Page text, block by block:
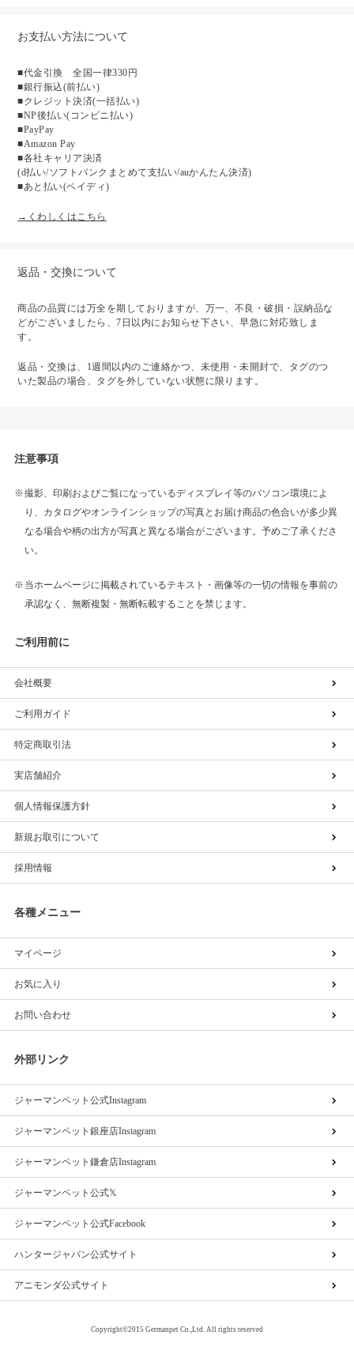
お支払い方法について
■代金引換 全国一律330円
■銀行振込(前払い)
■クレジット決済(一括払い)
■NP後払い(コンビニ払い)
■PayPay
■Amazon Pay
■各社キャリア決済
(d払い/ソフトバンクまとめて支払い/auかんたん決済)
■あと払い(ペイディ)
→くわしくはこちら
返品・交換について
商品の品質には万全を期しておりますが、万一、不良・破損・誤納品な
どがございましたら、7日以内にお知らせ下さい、早急に対応致しま
す。
返品・交換は、1週間以内のご連絡かつ、未使用・未開封で、タグのつ
いた製品の場合、タグを外していない状態に限ります。
注意事項
撮影、印刷およびご覧になっているディスプレイ等のパソコン環境によ
り、カタログやオンラインショップの写真とお届け商品の色合いが多少異
なる場合や柄の出方が写真と異なる場合がございます。予めご了承くださ
い。
当ホームページに掲載されているテキスト・画像等の一切の情報を事前の
承認なく、無断複製・無断転載することを禁じます。
ご利用前に
会社概要
ご利用ガイド
特定商取引法
実店舗紹介
個人情報保護方針
新規お取引について
採用情報
各種メニュー
マイページ
お気に入り
お問い合わせ
外部リンク
ジャーマンペット公式Instagram
ジャーマンペット銀座店Instagram
ジャーマンペット鎌倉店Instagram
ジャーマンペット公式𝕏
ジャーマンペット公式Facebook
ハンタージャパン公式サイト
アニモンダ公式サイト
Copyright©2015 Germanpet Co.,Ltd. All rights reserved